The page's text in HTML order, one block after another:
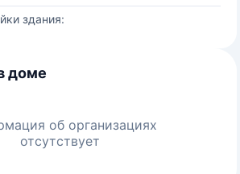
здания:
доме
об организациях
отсутствует